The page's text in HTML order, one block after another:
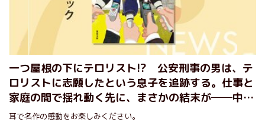
一つ屋根の下にテロリスト!? 公安刑事の男は、テ
ロリストに志願したという息子を追跡する。仕事と
家庭の間で揺れ動く先に、まさかの結末が──中山
七里『テロリストの家』オーディオブック冒頭部分
耳で名作の感動をお楽しみください。